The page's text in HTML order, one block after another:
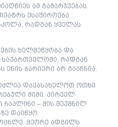
ამ გამარჯვებას.
ესაჭიროება
რადგან ყველას
ხელშეწყობა და
საქართველოში, რადგან
ენის ბარიერი არ გააჩნია.
დავასახელოთ ოთხი
მიმი. პირველ
– მის შექმნილ
დაიწყო
მეორე ადგილს